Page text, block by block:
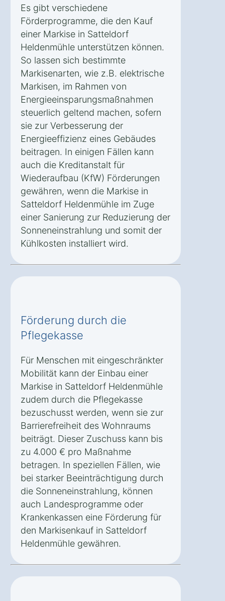
Es gibt verschiedene
Förderprogramme, die den Kauf
einer Markise in Satteldorf
Heldenmühle unterstützen können.
So lassen sich bestimmte
Markisenarten, wie z.B. elektrische
Markisen, im Rahmen von
Energieeinsparungsmaßnahmen
steuerlich geltend machen, sofern
sie zur Verbesserung der
Energieeffizienz eines Gebäudes
beitragen. In einigen Fällen kann
auch die Kreditanstalt für
Wiederaufbau (KfW) Förderungen
gewähren, wenn die Markise in
Satteldorf Heldenmühle im Zuge
einer Sanierung zur Reduzierung der
Sonneneinstrahlung und somit der
Kühlkosten installiert wird.
Förderung durch die
Pflegekasse
Für Menschen mit eingeschränkter
Mobilität kann der Einbau einer
Markise in Satteldorf Heldenmühle
zudem durch die Pflegekasse
bezuschusst werden, wenn sie zur
Barrierefreiheit des Wohnraums
beiträgt. Dieser Zuschuss kann bis
zu 4.000 € pro Maßnahme
betragen. In speziellen Fällen, wie
bei starker Beeinträchtigung durch
die Sonneneinstrahlung, können
auch Landesprogramme oder
Krankenkassen eine Förderung für
den Markisenkauf in Satteldorf
Heldenmühle gewähren.